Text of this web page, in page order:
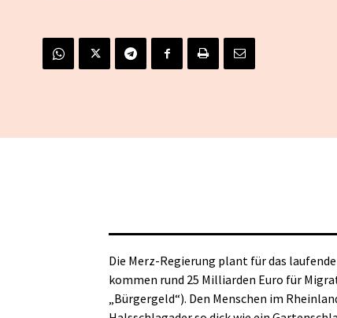
Die Merz-Regierung plant für das
kommen rund 25 Milliarden Euro für
„Bürgergeld“). Den Menschen im